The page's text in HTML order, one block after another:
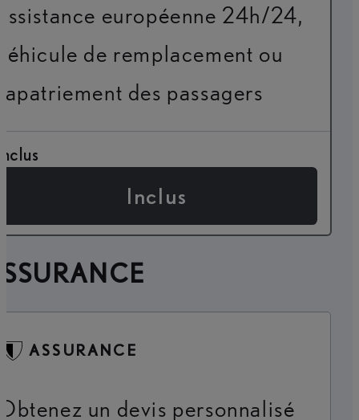
européenne 24h/24,
de remplacement ou
des passagers
Inclus
ASSURANCE
un devis personnalisé